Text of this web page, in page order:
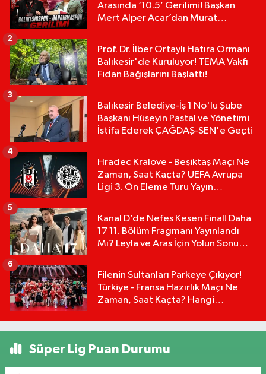
Arasında ‘10.5’ Gerilimi! Başkan
Mert Alper Acar’dan Murat
Prof. Dr. İlber Ortaylı Hatıra Ormanı
Balıkesir'de Kuruluyor! TEMA Vakfı
Fidan Bağışlarını Başlattı!
2
Balıkesir Belediye-İş 1 No'lu Şube
Başkanı Hüseyin Pastal ve Yönetimi
İstifa Ederek ÇAĞDAŞ-SEN'e Geçti
3
Hradec Kralove - Beşiktaş Maçı Ne
Zaman, Saat Kaçta? UEFA Avrupa
Ligi 3. Ön Eleme Turu Yayın
4
Kanal D’de Nefes Kesen Final! Daha
17 11. Bölüm Fragmanı Yayınlandı
Mı? Leyla ve Aras İçin Yolun Sonu
5
Filenin Sultanları Parkeye Çıkıyor!
Türkiye - Fransa Hazırlık Maçı Ne
Zaman, Saat Kaçta? Hangi
6
Süper Lig Puan Durumu